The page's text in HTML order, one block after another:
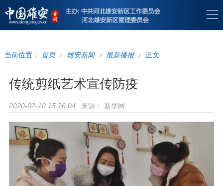
当前位置： 首页 > 雄安新闻 > 最新播报 > 正文
传统剪纸艺术宣传防疫
2020-02-10 15:26:04 来源： 新华网